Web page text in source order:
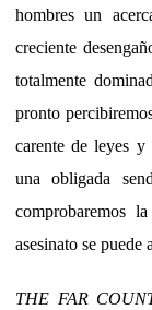
hombres un
creciente
totalmente
pronto
carente de leyes y
una obligada
comprobaremos
asesinato se puede
THE FAR